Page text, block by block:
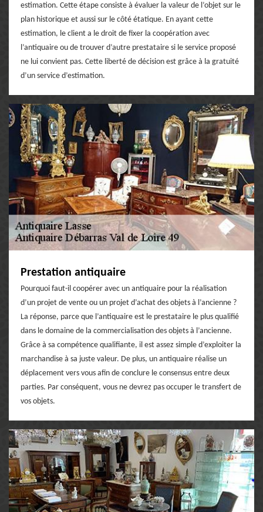
estimation. Cette étape consiste à évaluer la valeur de l’objet sur le
plan historique et aussi sur le côté étatique. En ayant cette
estimation, le client a le droit de fixer la coopération avec
l’antiquaire ou de trouver d’autre prestataire si le service proposé
ne lui convient pas. Cette liberté de décision est grâce à la gratuité
d’un service d’estimation.
Prestation antiquaire
Pourquoi faut-il coopérer avec un antiquaire pour la réalisation
d’un projet de vente ou un projet d’achat des objets à l’ancienne ?
La réponse, parce que l’antiquaire est le prestataire le plus qualifié
dans le domaine de la commercialisation des objets à l’ancienne.
Grâce à sa compétence qualifiante, il est assez simple d’exploiter la
marchandise à sa juste valeur. De plus, un antiquaire réalise un
déplacement vers vous afin de conclure le consensus entre deux
parties. Par conséquent, vous ne devrez pas occuper le transfert de
vos objets.